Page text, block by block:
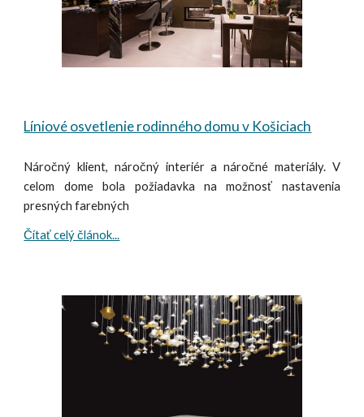
Líniové osvetlenie rodinného domu v Košiciach
Náročný klient, náročný interiér a náročné materiály. V
celom dome bola požiadavka na možnosť nastavenia
presných farebných
Čítať celý článok...